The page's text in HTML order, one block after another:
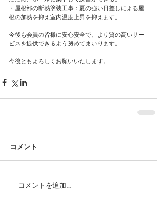
・屋根部の断熱塗装工事：夏の強い日差しによる屋
根の加熱を抑え室内温度上昇を抑えます。
今後も会員の皆様に安心安全で、より質の高いサー
ビスを提供できるよう努めてまいります。
今後ともよろしくお願いいたします。
コメント
コメントを追加…